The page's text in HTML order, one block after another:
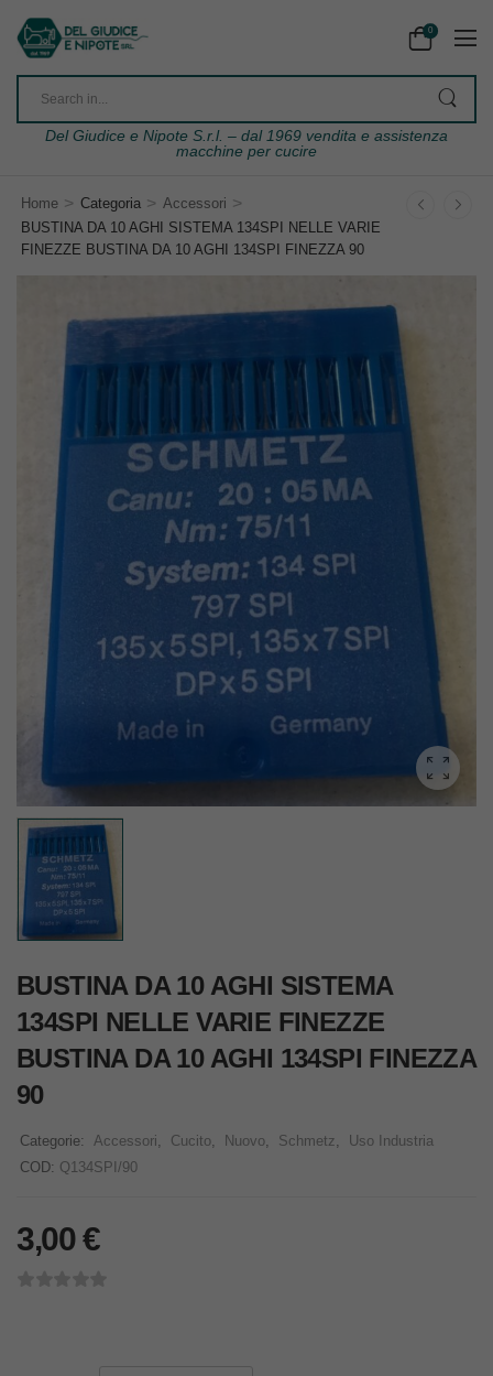
0
Del Giudice e Nipote S.r.l. – dal 1969 vendita e assistenza
macchine per cucire
Home > Categoria > Accessori >
BUSTINA DA 10 AGHI SISTEMA 134SPI NELLE VARIE
FINEZZE BUSTINA DA 10 AGHI 134SPI FINEZZA 90
BUSTINA DA 10 AGHI SISTEMA
134SPI NELLE VARIE FINEZZE
BUSTINA DA 10 AGHI 134SPI FINEZZA
90
Categorie: Accessori, Cucito, Nuovo, Schmetz,
Uso Industria
COD: Q134SPI/90
3,00€